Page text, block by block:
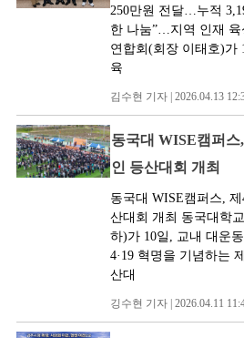
250만원 전달…누적
한 나눔”…지역 인재 육
연합회(회장 이태호)가
육
김수현 기자 | 2026.04.13
동국대 WISE캠퍼스
인 등산대회 개최
동국대 WISE캠퍼스,
산대회 개최 동국대학
하)가 10일, 교내 대운
4·19 혁명을 기념하는
산대
깅수현 기자 | 2026.04.11